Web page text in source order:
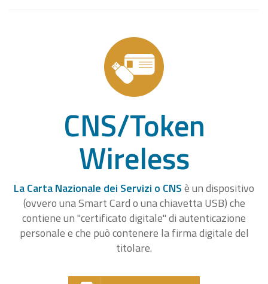
CNS/Token
Wireless
La Carta Nazionale dei Servizi o CNSè un dispositivo
(ovvero una Smart Card o una chiavetta USB) che
contiene un "certificato digitale" di autenticazione
personale e che può contenere la firma digitale del
titolare.